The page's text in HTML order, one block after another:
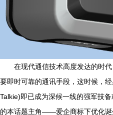
在现代通信技术高度发达的时
要即时可靠的通讯手段，这时候，
Talkie)即已成为深候一线的强军技
的本话题主角——爱企商标下优化诞